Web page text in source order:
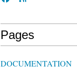
Pages
DOCUMENTATION